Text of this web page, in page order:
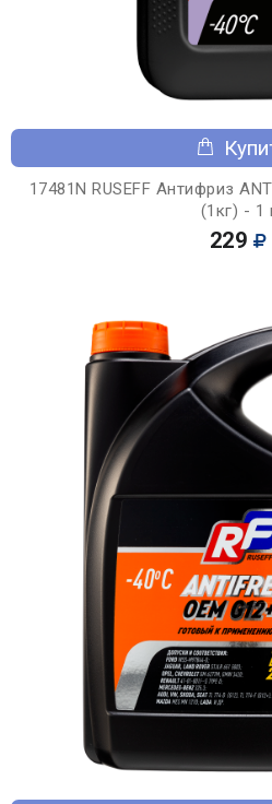
17481N RUSEFF Антифриз
(1кг) - 1
229